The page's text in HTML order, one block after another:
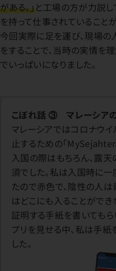
がある。」と工場の方が力説し
を持って仕事されていること
今回実際に足を運び、現場の
をすることで、当時の実情を
でいっぱいになりました。
こぼれ話 ③ マレーシア
マレーシアではコロナウ
止するための「
入国の際はもちろん、露
須でした。私は入国時に
たので赤色で、陰性の人
はどこにも入ることがで
証明する手紙を書いても
プリを見せる中、私は手
した。